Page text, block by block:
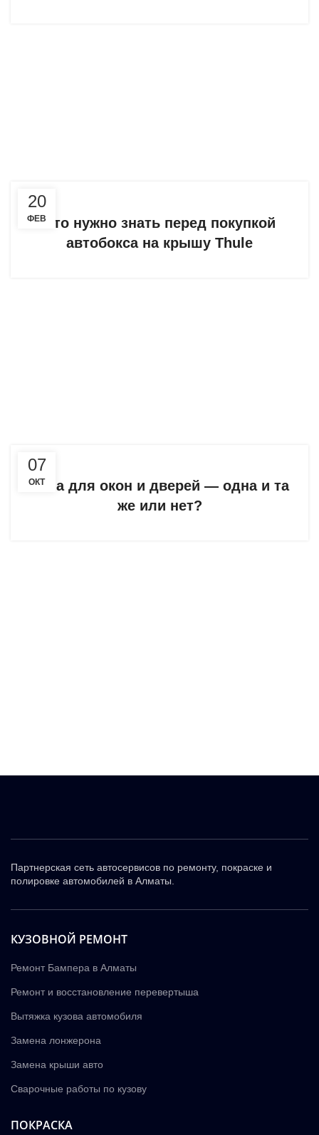
20
ФЕВЧто нужно знать перед покупкой
автобокса на крышу Thule
07
ОКТ
Пена для окон и дверей — одна и та
же или нет?
Партнерская сеть автосервисов по ремонту, покраске и
полировке автомобилей в Алматы.
КУЗОВНОЙ РЕМОНТ
Ремонт Бампера в Алматы
Ремонт и восстановление перевертыша
Вытяжка кузова автомобиля
Замена лонжерона
Замена крыши авто
Сварочные работы по кузову
ПОКРАСКА